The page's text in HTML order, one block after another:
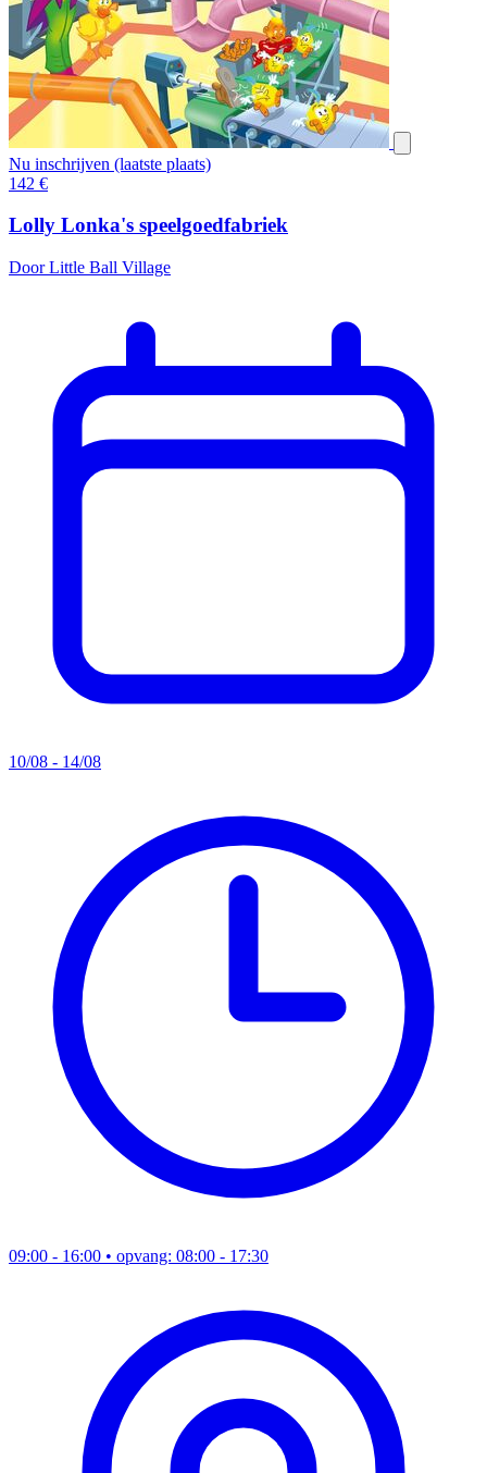
Nu inschrijven (laatste plaats)
142 €
Lolly Lonka's speelgoedfabriek
Door Little Ball Village
10/08 - 14/08
09:00 - 16:00 • opvang: 08:00 - 17:30